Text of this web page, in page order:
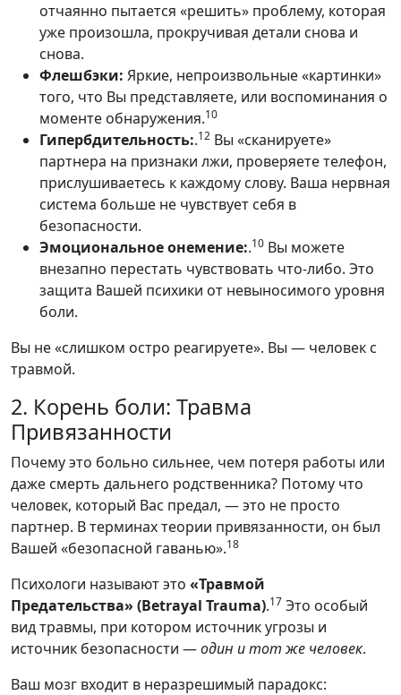
отчаянно пытается «решить» проблему, которая
уже произошла, прокручивая детали снова и
снова.
Флешбэки: Яркие, непроизвольные «картинки»
того, что Вы представляете, или воспоминания о
моменте обнаружения.10
Гипербдительность:.12 Вы «сканируете»
партнера на признаки лжи, проверяете телефон,
прислушиваетесь к каждому слову. Ваша нервная
система больше не чувствует себя в
безопасности.
Эмоциональное онемение:.10 Вы можете
внезапно перестать чувствовать что-либо. Это
защита Вашей психики от невыносимого уровня
боли.
Вы не «слишком остро реагируете». Вы — человек с
травмой.
2. Корень боли: Травма
Привязанности
Почему это больно сильнее, чем потеря работы или
даже смерть дальнего родственника? Потому что
человек, который Вас предал, — это не просто
партнер. В терминах теории привязанности, он был
Вашей «безопасной гаванью».18
Психологи называют это «Травмой
Предательства» (Betrayal Trauma).17 Это особый
вид травмы, при котором источник угрозы и
источник безопасности —один и тот же человек.
Ваш мозг входит в неразрешимый парадокс: